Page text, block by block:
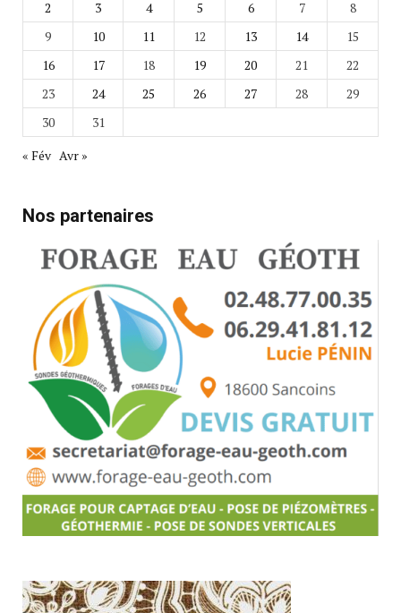
2
3 4 5 6 7
8
9
10 11 12 13 14
15
16
17 18 19 20 21
22
23
24 25 26 27 28
29
30
31
« Fév Avr »
Nos partenaires